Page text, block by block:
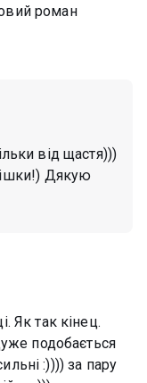
роман
від щастя)))
Дякую
Як так кінец.
подобається
:)))) за пару